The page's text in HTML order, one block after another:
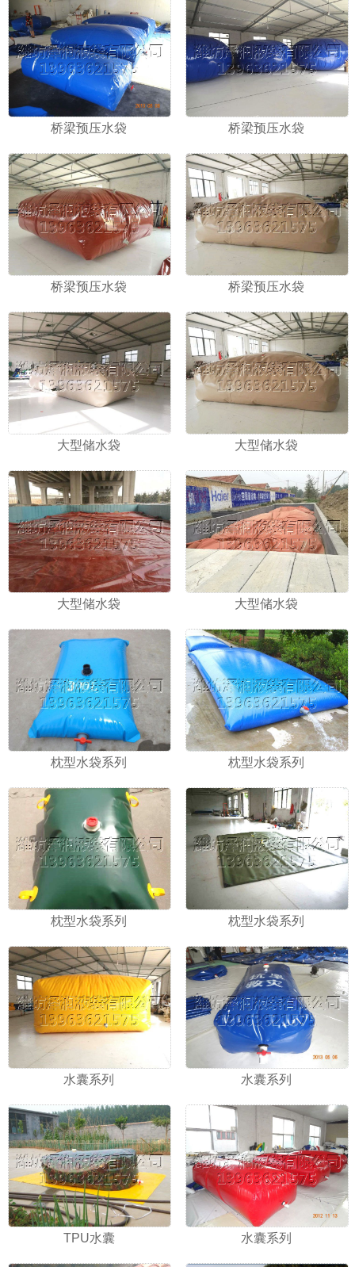
桥梁预压水袋 桥梁预压水袋
桥梁预压水袋 桥梁预压水袋
大型储水袋 大型储水袋
大型储水袋 大型储水袋
枕型水袋系列 枕型水袋系列
枕型水袋系列 枕型水袋系列
水囊系列 水囊系列
TPU水囊 水囊系列